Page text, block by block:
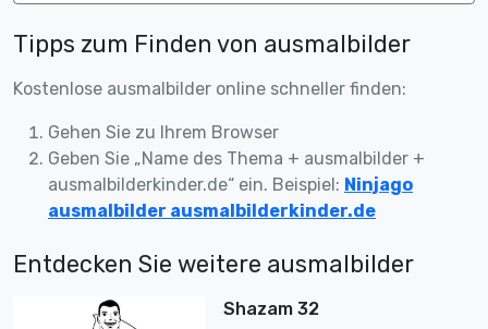
Tipps zum Finden von ausmalbilder
Kostenlose ausmalbilder online schneller finden:
Gehen Sie zu Ihrem Browser
Geben Sie „Name des Thema + ausmalbilder +
ausmalbilderkinder.de“ ein. Beispiel: Ninjago
ausmalbilder ausmalbilderkinder.de
Entdecken Sie weitere ausmalbilder
Shazam 32